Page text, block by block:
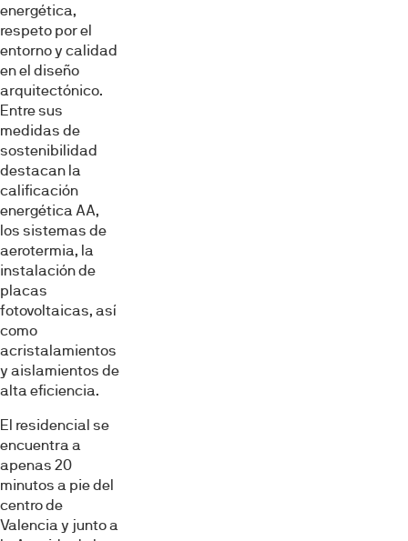
energética,
respeto por el
entorno y calidad
en el diseño
arquitectónico.
Entre sus
medidas de
sostenibilidad
destacan la
calificación
energética AA,
los sistemas de
aerotermia, la
instalación de
placas
fotovoltaicas, así
como
acristalamientos
y aislamientos de
alta eficiencia.
El residencial se
encuentra a
apenas 20
minutos a pie del
centro de
Valencia y junto a